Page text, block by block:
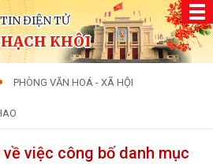
ĐIỆN TỬ
KHÔI
PHÒNG VĂN HOÁ - XÃ HỘI
việc công bố danh mục